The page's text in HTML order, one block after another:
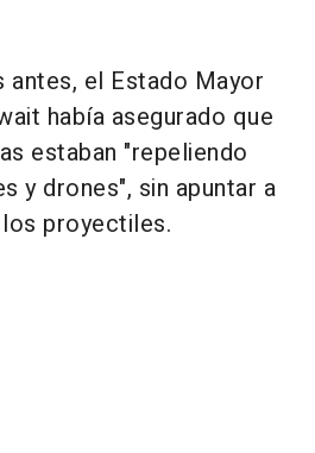
antes, el Estado Mayor
había asegurado que
estaban "repeliendo
y drones", sin apuntar a
proyectiles.